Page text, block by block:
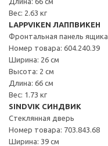
Вес: 2.63 кг
LAPPVIKEN ЛАППВИКЕН
Фронтальная панель ящика
Номер товара: 604.240.39
Ширина: 26 см
Высота: 2 см
Длина: 66 см
Вес: 1.73 кг
SINDVIK СИНДВИК
Стеклянная дверь
Номер товара: 703.843.68
Ширина: 39 см